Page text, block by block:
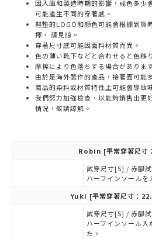
因入庫和製造時期的影響，成色多少
可能產生不同的穿著感。
鞋墊的LOGO和顏色可能會根據到貨
擇， 請見諒。
穿著尺寸感可能因面料材質而異。
色の薄い靴下などと合わせると色移
摩擦により色落ちする場合がありま
由於是海外製作的產品，接著面可能
商品的染料或材質特性上可能會導致
我們努力加強檢查，以能夠銷售出更
情況，敬請諒解。
Robin [平常穿著尺寸
試穿尺寸[S] / 赤腳
ハーフインソールを
Yuki [平常穿著尺寸：
試穿尺寸[S] / 赤腳
ハーフインソール
た。